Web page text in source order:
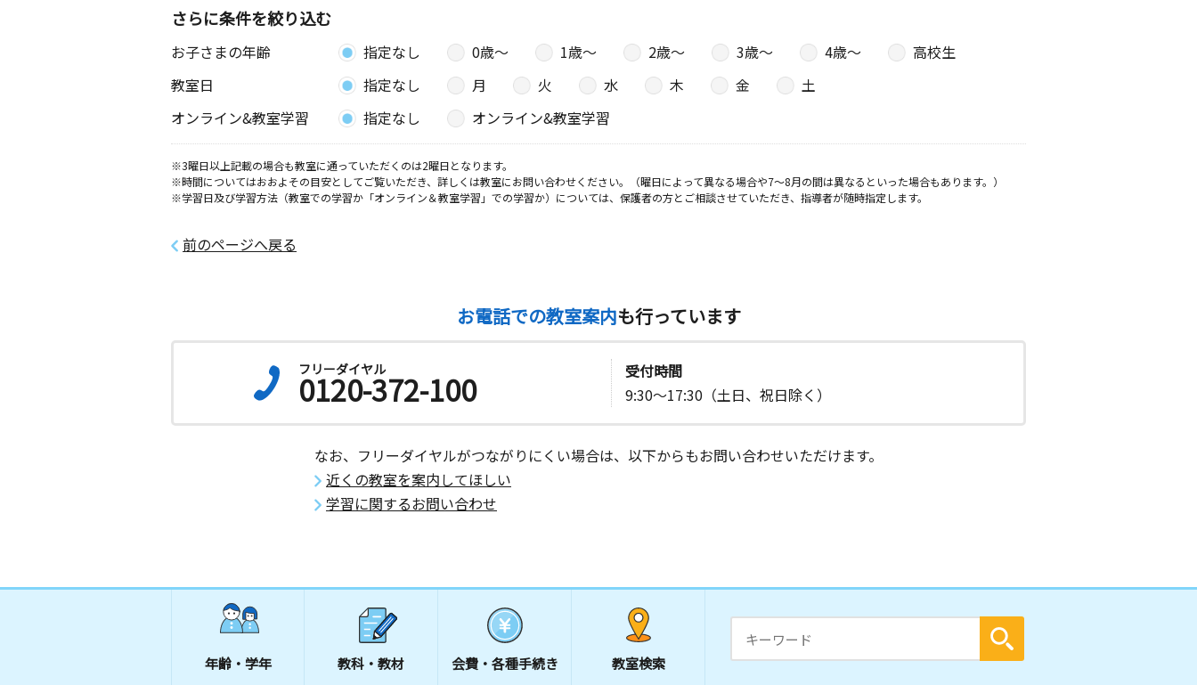
さらに条件を絞り込む
お子さまの年齢 指定なし 0歳〜 1歳〜 2歳〜 3歳〜 4歳〜
高校生
教室日
指定なし 月 火 水 木 金
土
オンライン&教室学習
指定なし オンライン&教室学習
※3曜日以上記載の場合も教室に通っていただくのは2曜日となります。
※時間についてはおおよその目安としてご覧いただき、詳しくは教室にお問い合わせください。（曜日によって異なる場合や7～8月の間は異なるといった場合もあります。）
※学習日及び学習方法（教室での学習か「オンライン＆教室学習」での学習か）については、保護者の方とご相談させていただき、指導者が随時指定します。
前のページへ戻る
お電話での教室案内も行っています
フリーダイヤル
0120-372-100
受付時間
9:30～17:30（土日、祝日除く）
なお、フリーダイヤルがつながりにくい場合は、以下からもお問い合わせいただけます。
近くの教室を案内してほしい
学習に関するお問い合わせ
年齢・学年 教科・教材 会費・ 各種手続き 教室検索